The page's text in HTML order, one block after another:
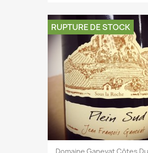
Domaine Ganevat Côtes
RUPTURE DE STOCK